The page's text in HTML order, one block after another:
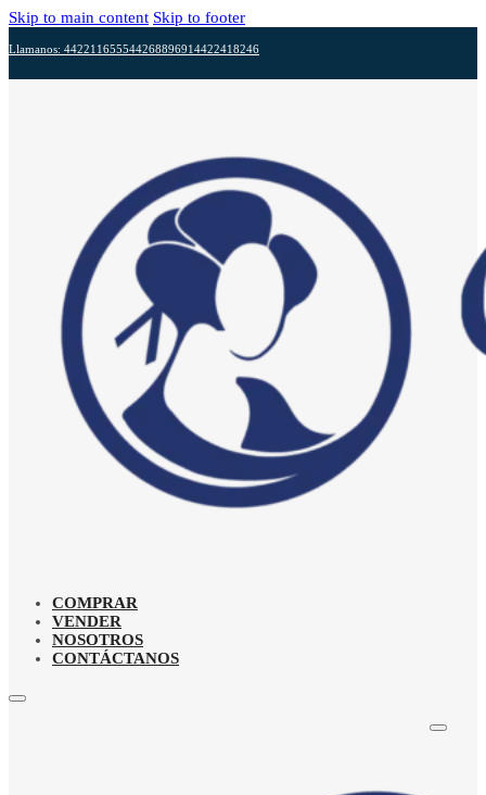
Skip to main content Skip to footer
Llamanos: 442211655544268896914422418246
COMPRAR
VENDER
NOSOTROS
CONTÁCTANOS